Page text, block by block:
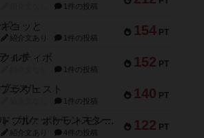
1件の投稿
154 PT
ギョッと
紹介文あり 1件の投稿
152 PT
クルティボ
1件の投稿
140 PT
ブラヴェスト
1件の投稿
122 PT
ドブル：ポケットモンスター
紹介文あり 4件の投稿